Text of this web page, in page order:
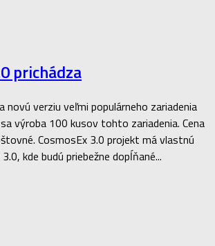
prichádza
novú verziu veľmi populárneho zariadenia
výroba 100 kusov tohto zariadenia. Cena
CosmosEx 3.0 projekt má vlastnú
kde budú priebežne dopĺňané...